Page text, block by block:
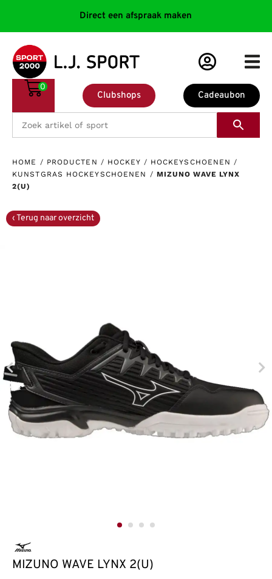
Direct een afspraak maken
Cadeaubon
Clubshops
0
HOME / PRODUCTEN / HOCKEY / HOCKEYSCHOENEN /
KUNSTGRAS HOCKEYSCHOENEN / MIZUNO WAVE LYNX
2(U)
MIZUNO WAVE LYNX 2(U)